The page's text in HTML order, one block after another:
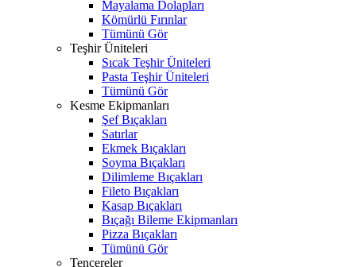
Mayalama Dolapları
Kömürlü Fırınlar
Tümünü Gör
Teşhir Üniteleri
Sıcak Teşhir Üniteleri
Pasta Teşhir Üniteleri
Tümünü Gör
Kesme Ekipmanları
Şef Bıçakları
Satırlar
Ekmek Bıçakları
Soyma Bıçakları
Dilimleme Bıçakları
Fileto Bıçakları
Kasap Bıçakları
Bıçağı Bileme Ekipmanları
Pizza Bıçakları
Tümünü Gör
Tencereler